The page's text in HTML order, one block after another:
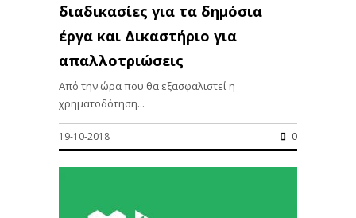
διαδικασίες για τα δημόσια
έργα και Δικαστήριο για
απαλλοτριώσεις
Από την ώρα που θα εξασφαλιστεί η
χρηματοδότηση...
19-10-2018 0